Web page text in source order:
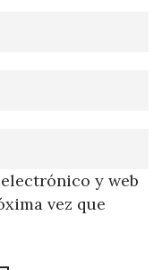
y web
vez que